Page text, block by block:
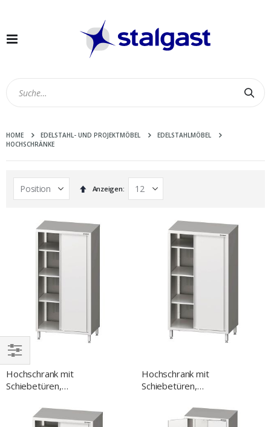
Navigation
HOME EDELSTAHL- UND PROJEKTMÖBEL
EDELSTAHLMÖBEL
HOCHSCHRÄNKE
In
absteigender
Anzeigen
Hochschrank mit
Schiebetüren,
verschweißt
Hochschrank mit
Schiebetüren,
verschweißt
EINKAUFEN
NACH